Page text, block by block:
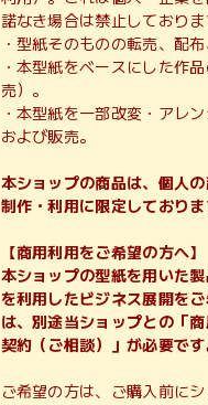
諾なき場合は禁止しておりま
・型紙そのものの転売、配布
・本型紙をベースにした作
売）。
・本型紙を一部改変・アレ
および販売。
本ショップの商品は、個人
制作・利用に限定しておりま
【商用利用をご希望の方へ】
本ショップの型紙を用いた
を利用したビジネス展開を
は、別途当ショップとの「
契約（ご相談）」が必要です
ご希望の方は、ご購入前に